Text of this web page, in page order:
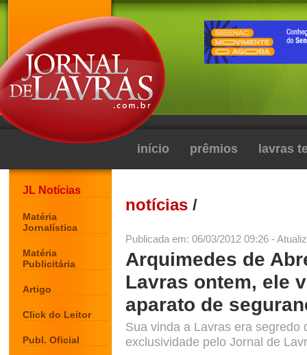
início prêmios lavras
JL Notícias
Matéria
Jornalística
Matéria
Publicitária
Artigo
Click do Leitor
Publ. Oficial
notícias /
Publicada em: 06/03/2012 09:26 -
Arquimedes de
Lavras ontem, ele
aparato de
Sua vinda a Lavras era
exclusividade pelo Jornal de